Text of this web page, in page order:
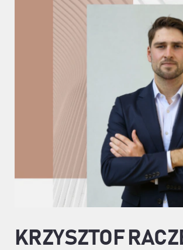
KRZYSZTOF